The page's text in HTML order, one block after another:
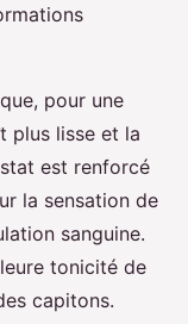
pour une
plus lisse et la
est renforcé
la sensation de
sanguine.
tonicité de
capitons.